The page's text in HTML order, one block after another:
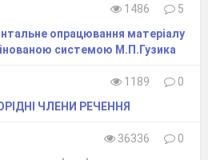
помилки в листі
душ. На сніданок дув
До нас у квас приходив
про політичну крису.
дуристи. А завтра і
1486
5
опрацювання матеріалу
системою М.П.Гузика
1189
0
ЧЛЕНИ РЕЧЕННЯ
36336
0